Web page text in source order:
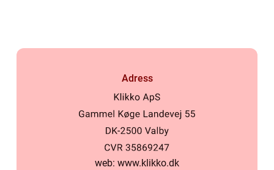
Adress
web: www.klikko.dk